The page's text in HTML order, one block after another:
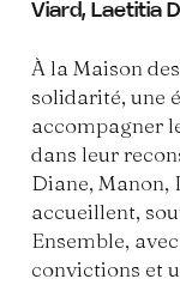
Viard, Laetitia
À la Maison
solidarité, une
accompagner
dans leur
Diane, Manon,
accueillent,
Ensemble,
convictions et